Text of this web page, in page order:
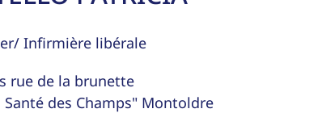
Infirmière libérale
rue de la brunette
Santé des Champs" Montoldre